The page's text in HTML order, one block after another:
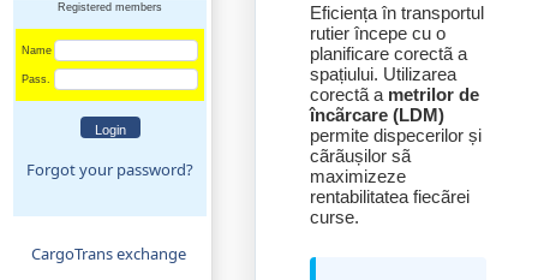
Registered members
Name
Pass.
Forgot your password?
CargoTrans exchange
Eficiența în transportul
rutier începe cu o
planificare corectã a
spațiului. Utilizarea
corectã a metrilor de
încãrcare (LDM)
permite dispecerilor și
cãrãușilor sã
maximizeze
rentabilitatea fiecãrei
curse.